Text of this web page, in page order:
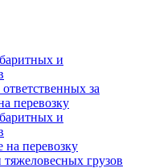
и
за
перевозку
и
перевозку
грузов